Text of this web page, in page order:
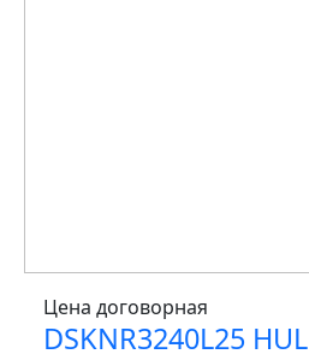
Цена договорная
DSKNR3240L25 HUL